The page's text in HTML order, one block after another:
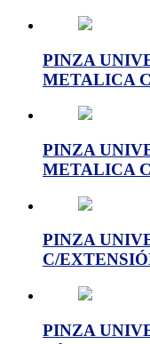
PINZA
METALICA
PINZA
METALICA
PINZA
C/
PINZA